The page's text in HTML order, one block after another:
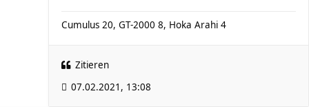
Cumulus 20, GT-2000 8, Hoka Arahi 4
Zitieren
07.02.2021, 13:08